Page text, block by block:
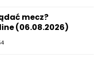
mecz?
(06.08.2026)